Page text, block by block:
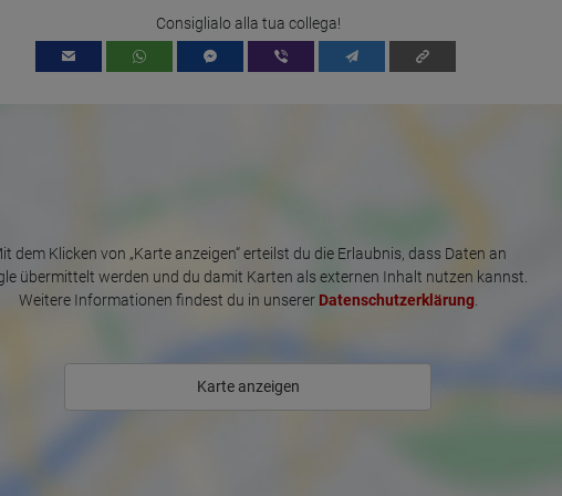
Consiglialo alla tua collega!
dem Klicken von „Karte anzeigen“ erteilst du die Erlaubnis, dass Daten an
übermittelt werden und du damit Karten als externen Inhalt nutzen kannst.
Weitere Informationen findest du in unserer Datenschutzerklärung.
Karte anzeigen